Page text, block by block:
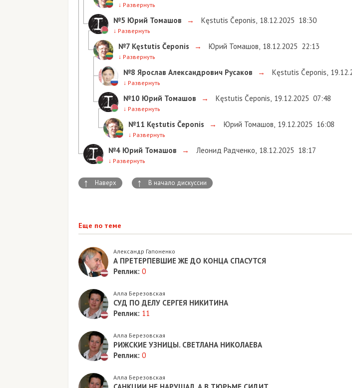
↓Развернуть
№5 Юрий Томашов → Kęstutis Čeponis, 18.12.2025 18:30
↓Развернуть
№7 Kęstutis Čeponis → Юрий Томашов, 18.12.2025 22:13
↓Развернуть
№8 Ярослав Александрович Русаков → Kęstutis Čeponis, 19.12.2025
↓Развернуть
№10Юрий Томашов → Kęstutis Čeponis, 19.12.2025 07:48
↓Развернуть
№11Kęstutis Čeponis → Юрий Томашов, 19.12.2025 16:08
↓Развернуть
№4 Юрий Томашов → Леонид Радченко, 18.12.2025 18:17
↓Развернуть
Наверх В начало дискуссии
Еще по теме
Александр Гапоненко
А ПРЕТЕРПЕВШИЕ ЖЕ ДО КОНЦА СПАСУТСЯ
Реплик: 0
Алла Березовская
СУД ПО ДЕЛУ СЕРГЕЯ НИКИТИНА
Реплик: 11
Алла Березовская
РИЖСКИЕ УЗНИЦЫ. СВЕТЛАНА НИКОЛАЕВА
Реплик: 0
Алла Березовская